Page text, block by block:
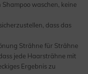
waschen, keine
dass das
Strähne für Strähne
jede Haarsträhne mit
Ergebnis zu